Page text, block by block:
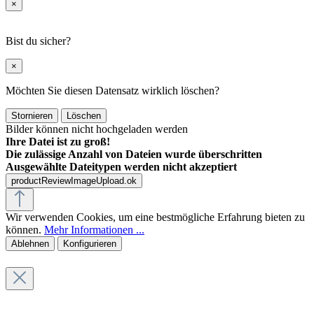
×
Bist du sicher?
×
Möchten Sie diesen Datensatz wirklich löschen?
Stornieren Löschen
Bilder können nicht hochgeladen werden
Ihre Datei ist zu groß!
Die zulässige Anzahl von Dateien wurde überschritten
Ausgewählte Dateitypen werden nicht akzeptiert
productReviewImageUpload.ok
Wir verwenden Cookies, um eine bestmögliche Erfahrung bieten zu
können. Mehr Informationen ...
Ablehnen Konfigurieren